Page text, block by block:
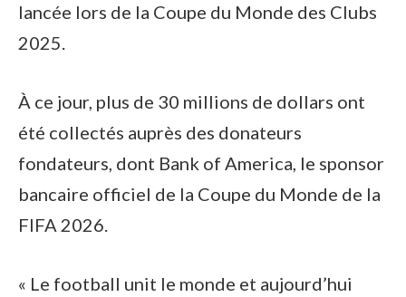
lancée lors de la Coupe du Monde des Clubs
2025.
À ce jour, plus de 30 millions de dollars ont
été collectés auprès des donateurs
fondateurs, dont Bank of America, le sponsor
bancaire officiel de la Coupe du Monde de la
FIFA 2026.
« Le football unit le monde et aujourd’hui